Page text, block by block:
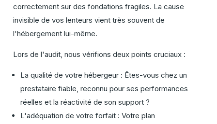
correctement sur des fondations fragiles. La cause
invisible de vos lenteurs vient très souvent de
l'hébergement lui-même.
Lors de l'audit, nous vérifions deux points cruciaux :
La qualité de votre hébergeur : Êtes-vous chez un
prestataire fiable, reconnu pour ses performances
réelles et la réactivité de son support ?
L'adéquation de votre forfait : Votre plan